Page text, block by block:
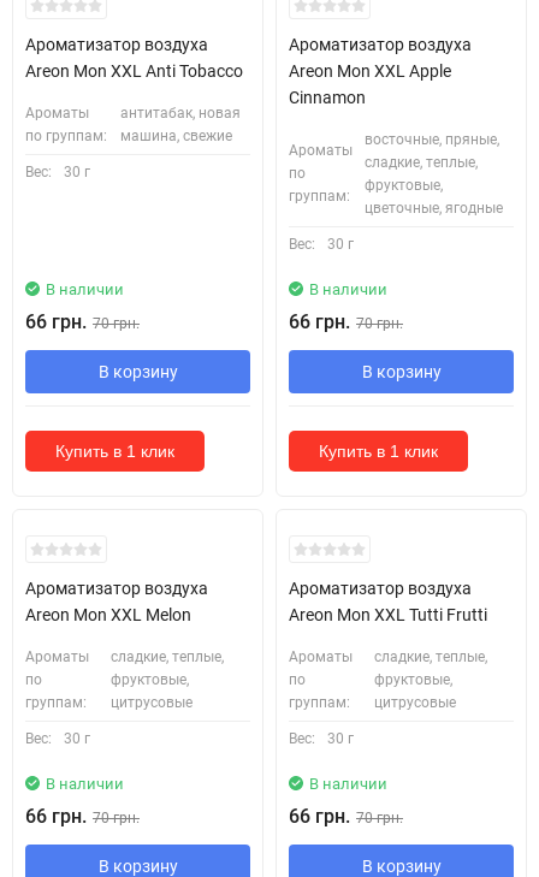
Ароматизатор воздуха
Areon Mon XXL Anti Tobacco
Ароматы
по группам:
антитабак, новая
машина, свежие
Вес: 30 г
В наличии
66 грн. 70 грн.
В корзину
Купить в 1 клик
Ароматизатор воздуха
Areon Mon XXL Apple
Cinnamon
Ароматы
по
группам:
восточные, пряные,
сладкие, теплые,
фруктовые,
цветочные, ягодные
Вес: 30 г
В наличии
66 грн. 70 грн.
В корзину
Купить в 1 клик
Ароматизатор воздуха
Areon Mon XXL Melon
Ароматы
по
группам:
сладкие, теплые,
фруктовые,
цитрусовые
Вес: 30 г
В наличии
66 грн. 70 грн.
В корзину
Ароматизатор воздуха
Areon Mon XXL Tutti Frutti
Ароматы
по
группам:
сладкие, теплые,
фруктовые,
цитрусовые
Вес: 30 г
В наличии
66 грн. 70 грн.
В корзину